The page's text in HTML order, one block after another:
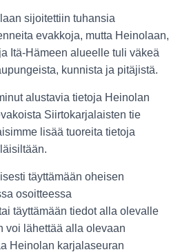
sijoitettiin tuhansia
evakkoja, mutta Heinolaan,
Itä-Hämeen alueelle tuli väkeä
kunnista ja pitäjistä.
alustavia tietoja Heinolan
Siirtokarjalaisten tie
lisää tuoreita tietoja
täyttämään oheisen
osoitteessa
täyttämään tiedot alla olevalle
voi lähettää alla olevaan
Heinolan karjalaseuran